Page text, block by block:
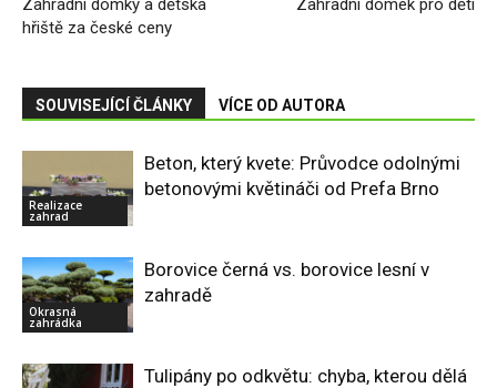
hřiště za české ceny
SOUVISEJÍCÍ ČLÁNKY VÍCE OD AUTORA
Realizace
zahrad
Beton, který kvete: Průvodce odolnými
betonovými květináči od Prefa Brno
Okrasná
zahrádka
Borovice černá vs. borovice lesní v
zahradě
Tulipány po odkvětu: chyba, kterou dělá